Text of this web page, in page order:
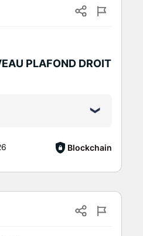
PLAFOND DROIT
Blockchain